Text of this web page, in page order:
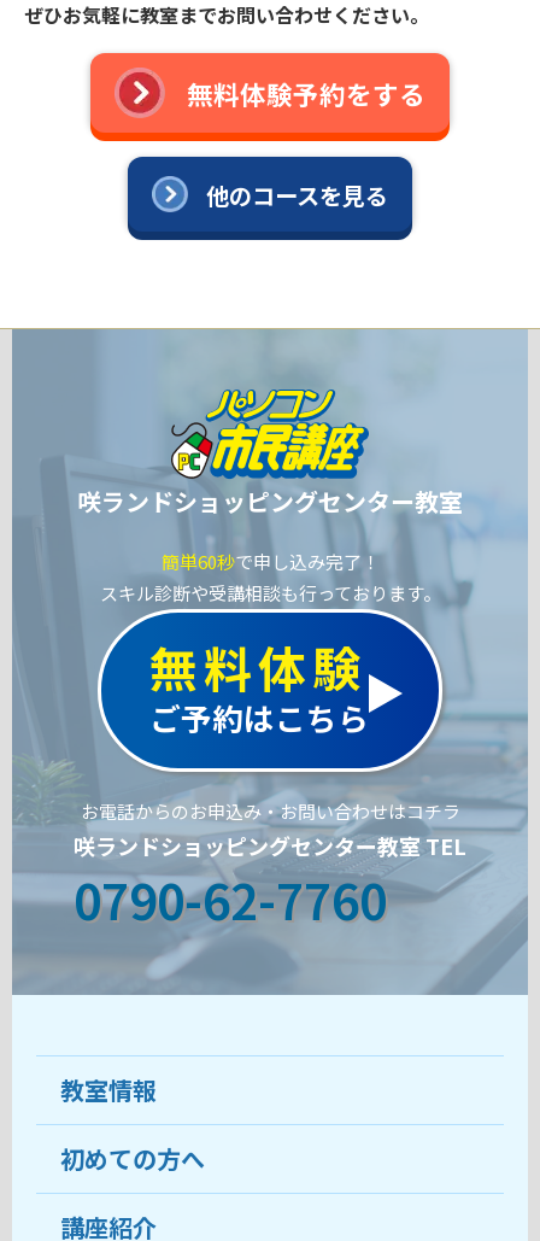
ぜひお気軽に教室までお問い合わせください。
無料体験予約をする
他のコースを見る
咲ランドショッピングセンター教室
簡単60秒で申し込み完了！
スキル診断や受講相談も行っております。
無料体験
ご予約はこちら
お電話からのお申込み・お問い合わせはコチラ
咲ランドショッピングセンター教室 TEL
0790-62-7760
教室情報
教室について
受講生の声
初めての方へ
ココがおすすめ
講座紹介